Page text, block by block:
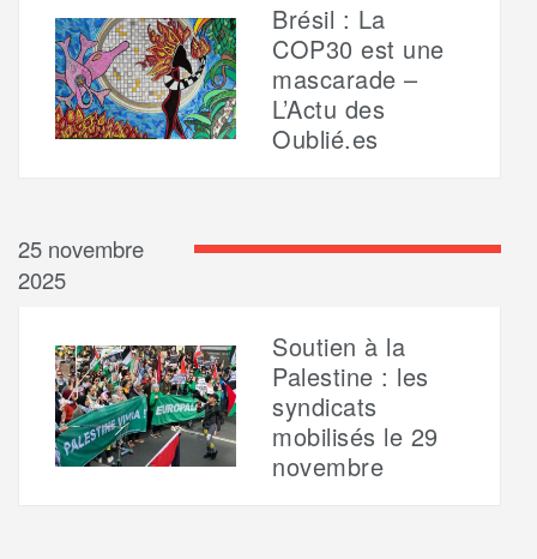
Brésil : La
COP30 est une
mascarade –
L’Actu des
Oublié.es
25 novembre
2025
Soutien à la
Palestine : les
syndicats
mobilisés le 29
novembre